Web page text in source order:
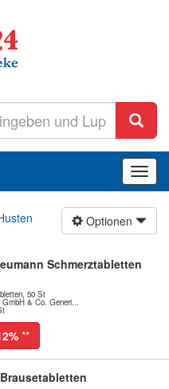
ein-/
Optionen
Schmerztabletten
50 St
& Co. Generi...
**